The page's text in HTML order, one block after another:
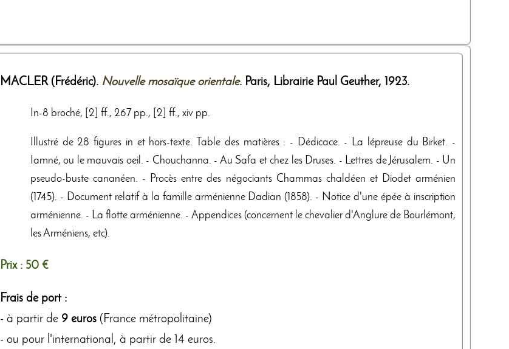
MACLER (Frédéric). Nouvelle mosaïque orientale. Paris, Librairie Paul Geuther, 1923.
In-8 broché, [2] ff., 267 pp., [2] ff., xiv pp.
Illustré de 28 figures in et hors-texte. Table des matières : - Dédicace. - La lépreuse du Birket. -
Iamné, ou le mauvais oeil. - Chouchanna. - Au Safa et chez les Druses. - Lettres de Jérusalem. - Un
pseudo-buste cananéen. - Procès entre des négociants Chammas chaldéen et Diodet arménien
(1745). - Document relatif à la famille arménienne Dadian (1858). - Notice d'une épée à inscription
arménienne. - La flotte arménienne. - Appendices (concernent le chevalier d'Anglure de Bourlémont,
les Arméniens, etc).
Prix : 50 €
Frais de port :
- à partir de 9 euros (France métropolitaine)
- ou pour l'international, à partir de 14 euros.